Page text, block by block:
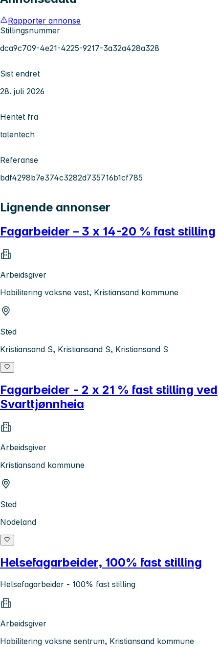
Rapporter annonse
Stillingsnummer
dca9c709-4e21-4225-9217-3a32a428a328
Sist endret
28. juli 2026
Hentet fra
talentech
Referanse
bdf4298b7e374c3282d735716b1cf785
Lignende annonser
Fagarbeider – 3 x 14-20 % fast stilling
Arbeidsgiver
Habilitering voksne vest, Kristiansand kommune
Sted
Kristiansand S, Kristiansand S, Kristiansand S
Fagarbeider - 2 x 21 % fast stilling ved
Svarttjønnheia
Arbeidsgiver
Kristiansand kommune
Sted
Nodeland
Helsefagarbeider, 100% fast stilling
Helsefagarbeider - 100% fast stilling
Arbeidsgiver
Habilitering voksne sentrum, Kristiansand kommune